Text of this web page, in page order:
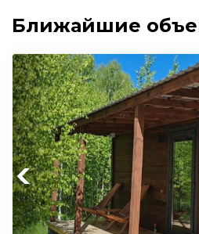
Ближайшие
Previous